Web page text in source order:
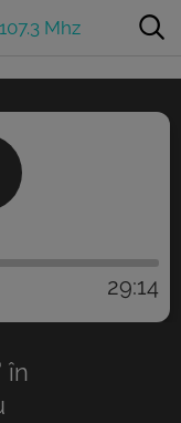
107.3 Mhz
29:14
în